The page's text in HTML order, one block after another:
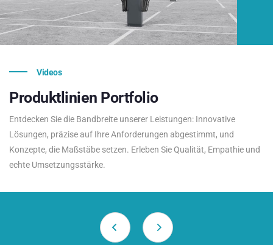
Videos
Produktlinien Portfolio
Entdecken Sie die Bandbreite unserer Leistungen: Innovative
Lösungen, präzise auf Ihre Anforderungen abgestimmt, und
Konzepte, die Maßstäbe setzen. Erleben Sie Qualität, Empathie und
echte Umsetzungsstärke.